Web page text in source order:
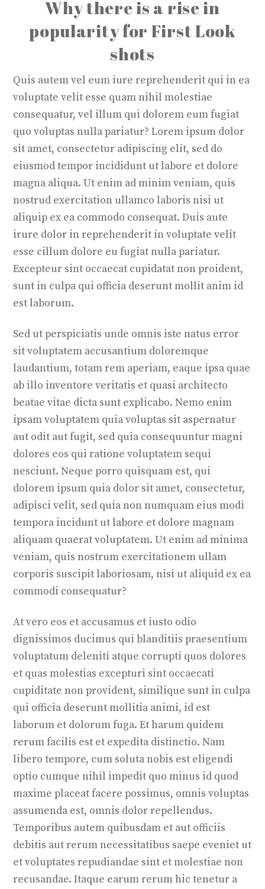
Why there is a rise in
popularity for First Look
shots
Quis autem vel eum iure reprehenderit qui in ea
voluptate velit esse quam nihil molestiae
consequatur, vel illum qui dolorem eum fugiat
quo voluptas nulla pariatur? Lorem ipsum dolor
sit amet, consectetur adipiscing elit, sed do
eiusmod tempor incididunt ut labore et dolore
magna aliqua. Ut enim ad minim veniam, quis
nostrud exercitation ullamco laboris nisi ut
aliquip ex ea commodo consequat. Duis aute
irure dolor in reprehenderit in voluptate velit
esse cillum dolore eu fugiat nulla pariatur.
Excepteur sint occaecat cupidatat non proident,
sunt in culpa qui officia deserunt mollit anim id
est laborum.
Sed ut perspiciatis unde omnis iste natus error
sit voluptatem accusantium doloremque
laudantium, totam rem aperiam, eaque ipsa quae
ab illo inventore veritatis et quasi architecto
beatae vitae dicta sunt explicabo. Nemo enim
ipsam voluptatem quia voluptas sit aspernatur
aut odit aut fugit, sed quia consequuntur magni
dolores eos qui ratione voluptatem sequi
nesciunt. Neque porro quisquam est, qui
dolorem ipsum quia dolor sit amet, consectetur,
adipisci velit, sed quia non numquam eius modi
tempora incidunt ut labore et dolore magnam
aliquam quaerat voluptatem. Ut enim ad minima
veniam, quis nostrum exercitationem ullam
corporis suscipit laboriosam, nisi ut aliquid ex ea
commodi consequatur?
At vero eos et accusamus et iusto odio
dignissimos ducimus qui blanditiis praesentium
voluptatum deleniti atque corrupti quos dolores
et quas molestias excepturi sint occaecati
cupiditate non provident, similique sunt in culpa
qui officia deserunt mollitia animi, id est
laborum et dolorum fuga. Et harum quidem
rerum facilis est et expedita distinctio. Nam
libero tempore, cum soluta nobis est eligendi
optio cumque nihil impedit quo minus id quod
maxime placeat facere possimus, omnis voluptas
assumenda est, omnis dolor repellendus.
Temporibus autem quibusdam et aut officiis
debitis aut rerum necessitatibus saepe eveniet ut
et voluptates repudiandae sint et molestiae non
recusandae. Itaque earum rerum hic tenetur a